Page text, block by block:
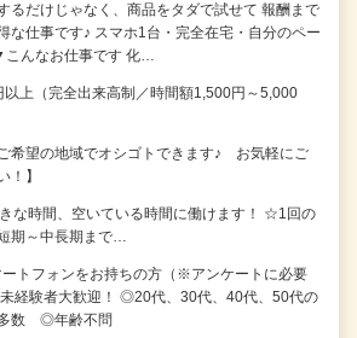
るだけじゃなく、商品をタダで試せて 報酬まで
な仕事です♪ スマホ1台・完全在宅・自分のペー
こんなお仕事です 化…
以上（完全出来高制／時間額1,500円～5,000
希望の地域でオシゴトできます♪ お気軽にご
！】
な時間、空いている時間に働けます！ ☆1回の
期～中長期まで…
トフォンをお持ちの方（※アンケートに必要
経験者大歓迎！ ◎20代、30代、40代、50代の
数 ◎年齢不問